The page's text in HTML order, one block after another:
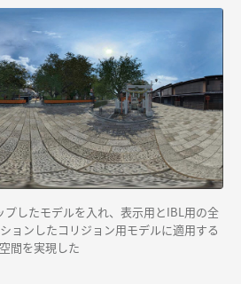
したモデルを入れ、表示用とIBL用の全
ョンしたコリジョン用モデルに適用する
間を実現した